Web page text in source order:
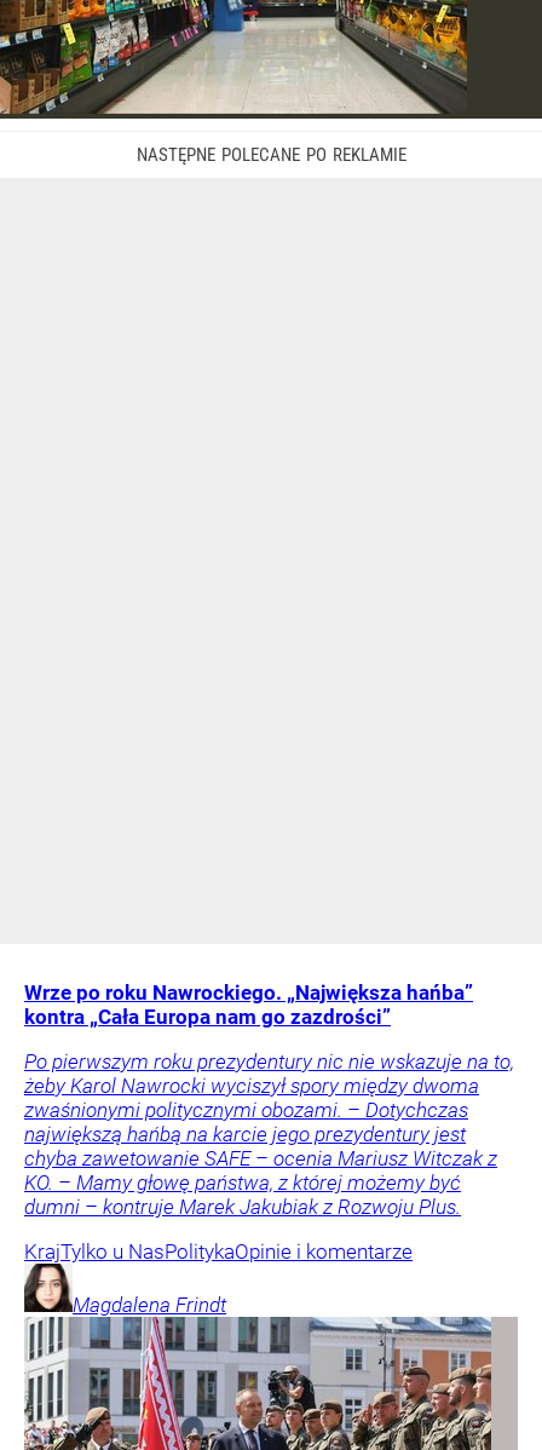
Wrze po roku Nawrockiego. „Największa hańba”
kontra „Cała Europa nam go zazdrości”
Po pierwszym roku prezydentury nic nie wskazuje na to,
żeby Karol Nawrocki wyciszył spory między dwoma
zwaśnionymi politycznymi obozami. – Dotychczas
największą hańbą na karcie jego prezydentury jest
chyba zawetowanie SAFE – ocenia Mariusz Witczak z
KO. – Mamy głowę państwa, z której możemy być
dumni – kontruje Marek Jakubiak z Rozwoju Plus.
KrajTylko u NasPolitykaOpinie i komentarze
Magdalena Frindt